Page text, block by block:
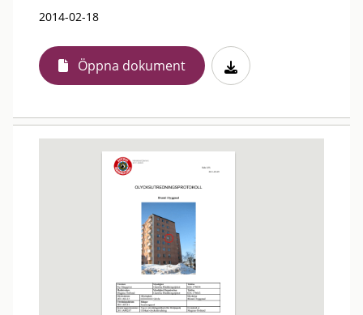
2014-02-18
Öppna dokument